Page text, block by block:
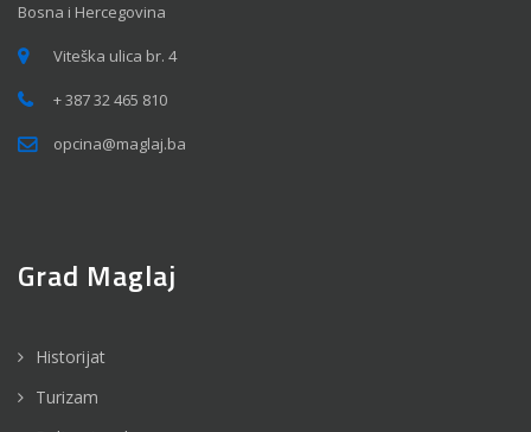
Bosna i Hercegovina
Viteška ulica br. 4
+ 387 32 465 810
opcina@maglaj.ba
Grad Maglaj
Historijat
Turizam